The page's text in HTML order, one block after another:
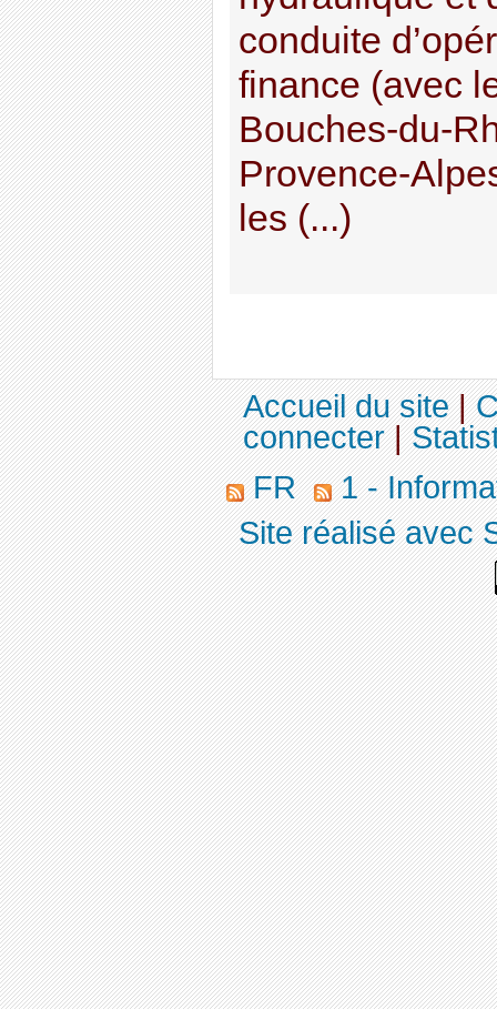
conduite
finance (avec
Bouches-du-
Provence-
les (...)
Accueil du site|
connecter|
FR
1 -
Site réalisé avec